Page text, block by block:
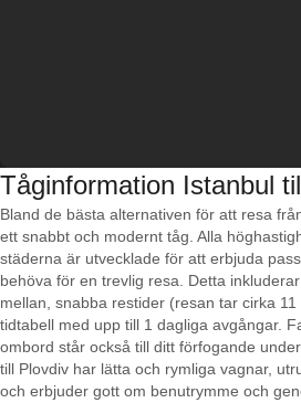
Tåginformation Istanbul
Bland de bästa alternativen för att resa
ett snabbt och modernt tåg. Alla
städerna är utvecklade för att erbjuda
behöva för en trevlig resa. Detta
mellan, snabba restider (resan tar cirka
tidtabell med upp till 1 dagliga avgångar.
ombord står också till ditt förfogande
till Plovdiv har lätta och rymliga vagnar,
och erbjuder gott om benutrymme och